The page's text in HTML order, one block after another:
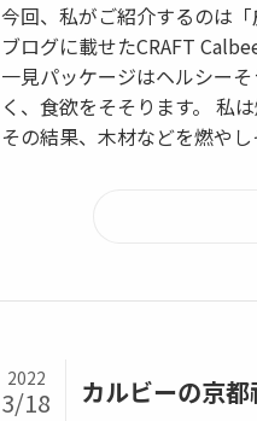
今回、私がご紹介するのは
ブログに載せたCRAFT
一見パッケージはヘルシー
く、食欲をそそります。 私
その結果、木材などを燃や
カルビーの京
2022
3/18